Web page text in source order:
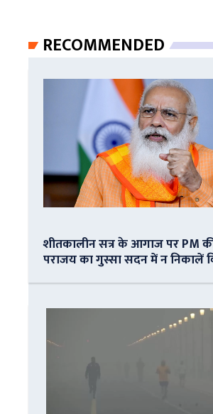
RECOMMENDED
शीतकालीन सत्र के आगाज पर PM
पराजय का गुस्सा सदन में न निकालें